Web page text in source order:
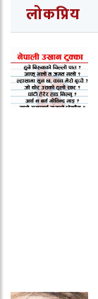
लोकप्रिय